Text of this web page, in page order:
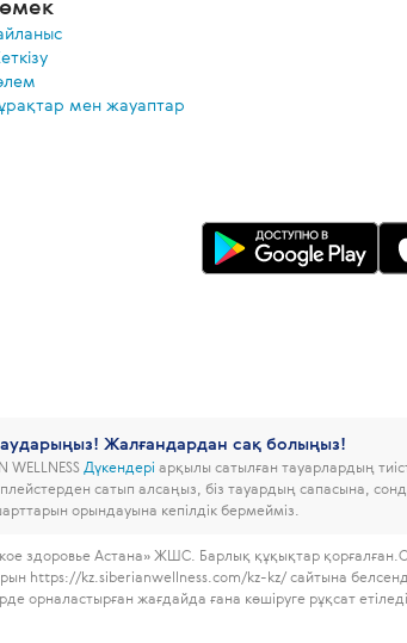
мен жауаптар
Жалғандардан сақ болыңыз!
Дүкендері арқылы сатылған тауарлардың
сатып алсаңыз, біз тауардың сапасына,
орындауына кепілдік бермейміз.
здоровье Астана» ЖШС. Барлық құқықтар қорғалған.
https://kz.siberianwellness.com/kz-kz/ сайтына
орналастырған жағдайда ғана көшіруге рұқсат етіледі.